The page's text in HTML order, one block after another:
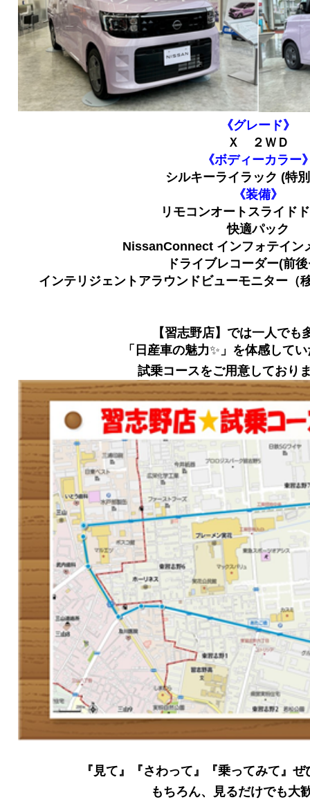
《グレード》
Ｘ ２ＷＤ
《ボディーカラー
シルキーライラック (特
《装備》
リモコンオートスライド
快適パック
NissanConnect インフォテイン
ドライブレコーダー(前
インテリジェントアラウンドビューモニター（
【習志野店】では一人でも
「日産車の魅力✨ 」を体感して
試乗コースをご用意しており
『見て』『さわって』『乗ってみて』
もちろん、見るだけでも大